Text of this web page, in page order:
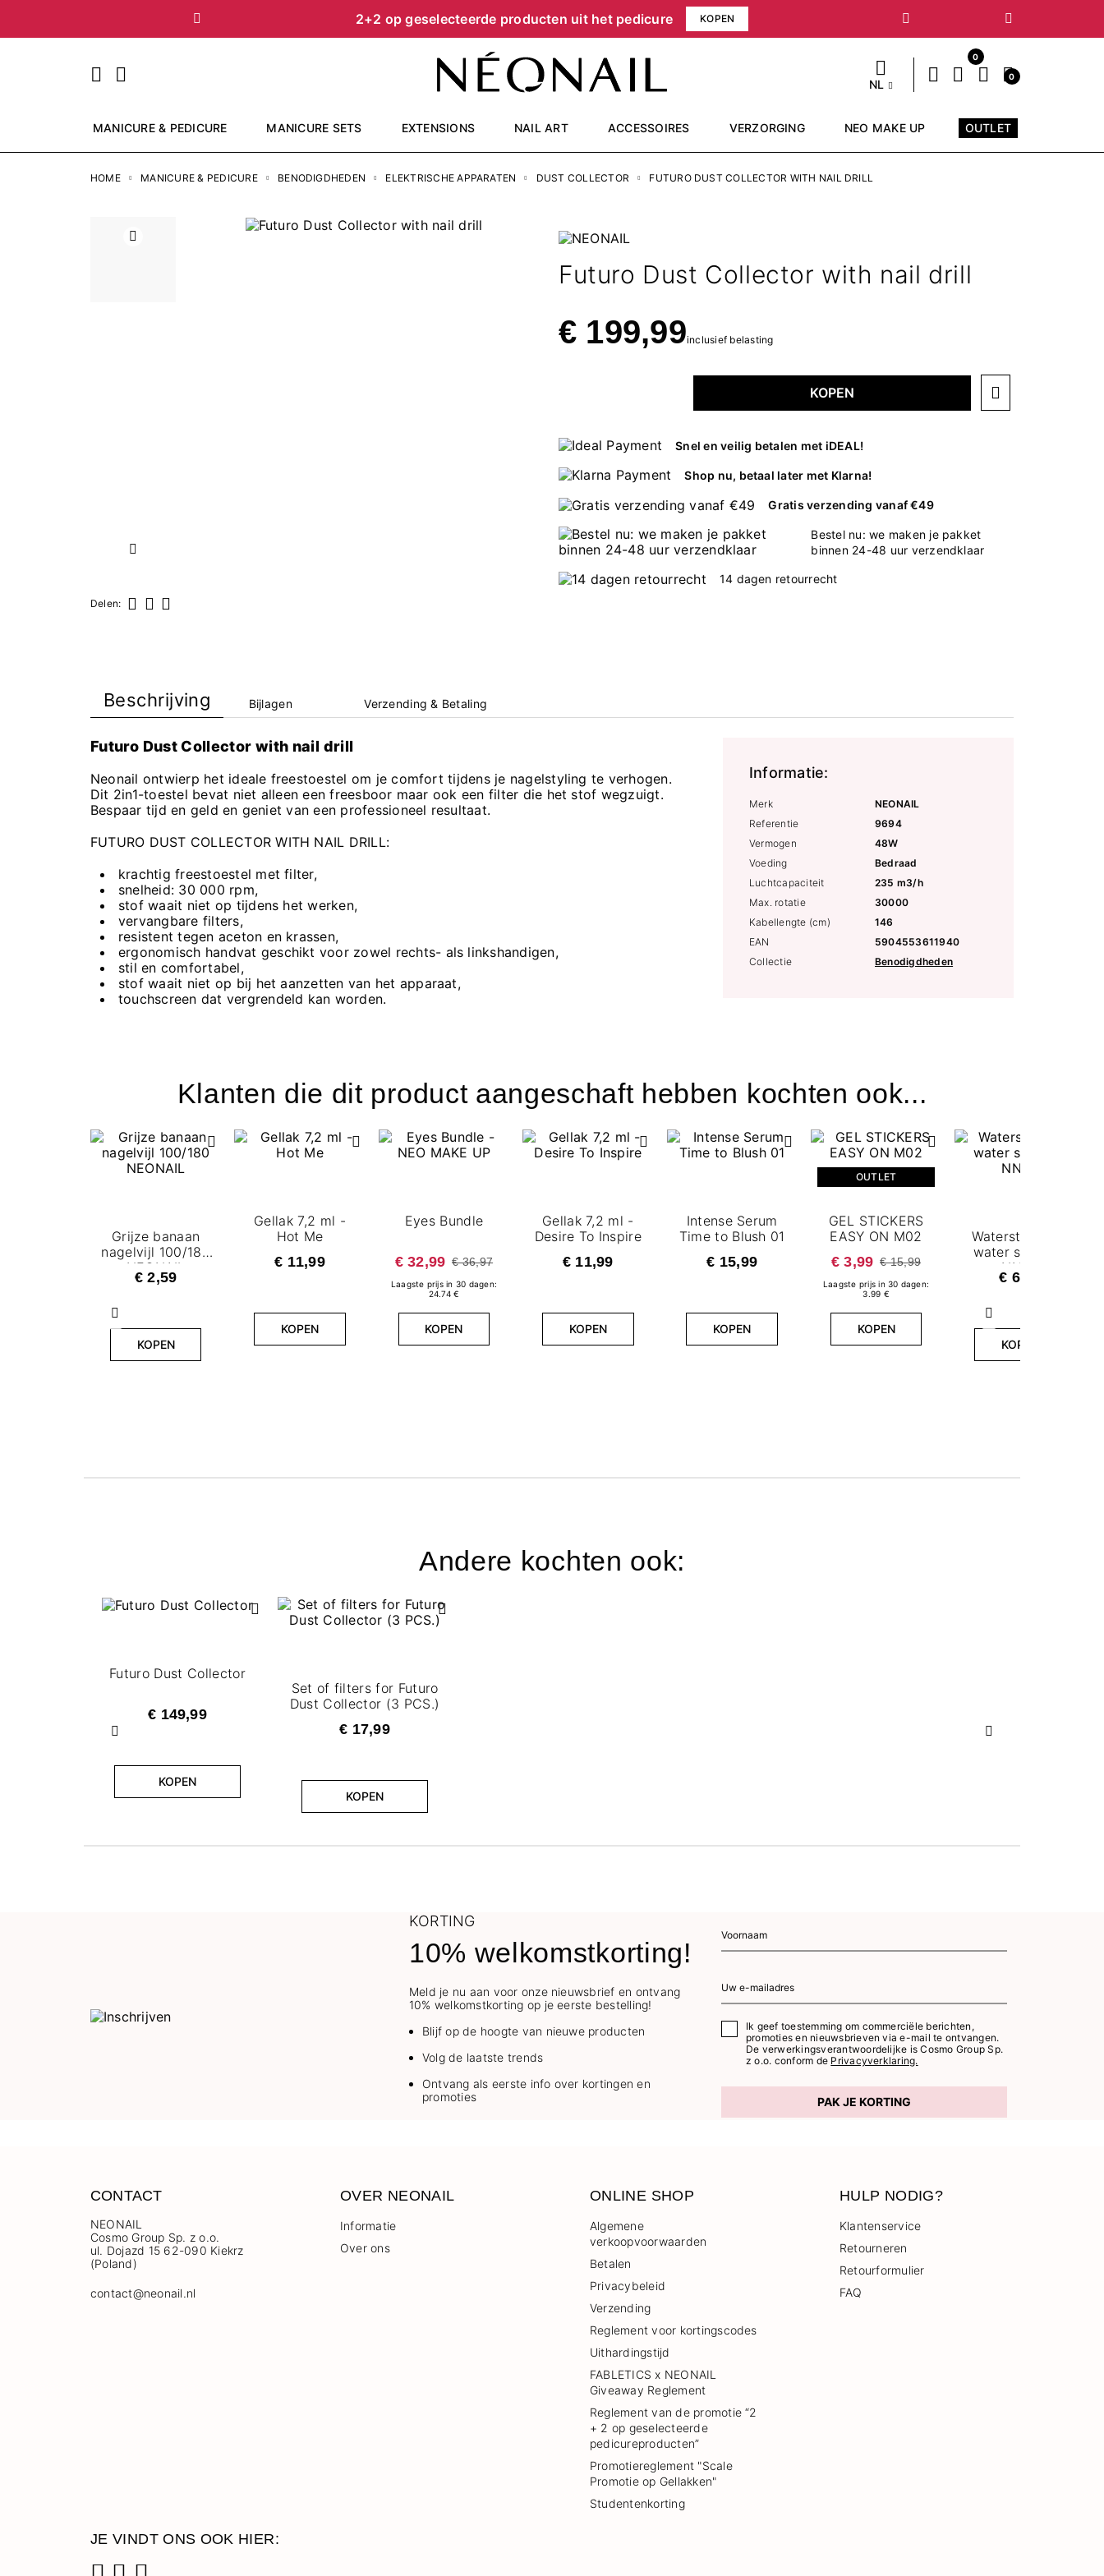
2+2 op geselecteerde producten uit het pedicure KOPEN
Vorige Volgende
NL
0
0
MANICURE & PEDICURE MANICURE SETS EXTENSIONS NAIL ART ACCESSOIRES VERZORGING NEO MAKE UP OUTLET
HOME MANICURE & PEDICURE BENODIGDHEDEN ELEKTRISCHE APPARATEN DUST COLLECTOR FUTURO DUST COLLECTOR WITH NAIL DRILL
Vorige
Volgende
Delen:
Futuro Dust Collector with nail drill
€ 199,99inclusief belasting
KOPEN
Snel en veilig betalen met iDEAL!
Shop nu, betaal later met Klarna!
Gratis verzending vanaf €49
Bestel nu: we maken je pakket
binnen 24-48 uur verzendklaar
14 dagen retourrecht
Beschrijving Bijlagen Verzending & Betaling
Informatie:
Merk
NEONAIL
Referentie
9694
Vermogen
48W
Voeding
Bedraad
Luchtcapaciteit
235 m3/h
Max. rotatie
30000
Kabellengte (cm)
146
EAN
5904553611940
Collectie
Benodigdheden
Futuro Dust Collector with nail drill
Neonail ontwierp het ideale freestoestel om je comfort tijdens je nagelstyling te verhogen.
Dit 2in1-toestel bevat niet alleen een freesboor maar ook een filter die het stof wegzuigt.
Bespaar tijd en geld en geniet van een professioneel resultaat.
FUTURO DUST COLLECTOR WITH NAIL DRILL:
krachtig freestoestel met filter,
snelheid: 30 000 rpm,
stof waait niet op tijdens het werken,
vervangbare filters,
resistent tegen aceton en krassen,
ergonomisch handvat geschikt voor zowel rechts- als linkshandigen,
stil en comfortabel,
stof waait niet op bij het aanzetten van het apparaat,
touchscreen dat vergrendeld kan worden.
Klanten die dit product aangeschaft hebben kochten ook...
Vorige Volgende
Grijze banaan
nagelvijl 100/180
NEONAIL
€ 2,59
KOPEN
Gellak 7,2 ml -
Hot Me
€ 11,99
KOPEN
Eyes Bundle
€ 32,99 € 36,97
Laagste prijs in 30 dagen:
24.74 €
KOPEN
Gellak 7,2 ml -
Desire To Inspire
€ 11,99
KOPEN
Intense Serum
Time to Blush 01
€ 15,99
KOPEN
OUTLET
GEL STICKERS
EASY ON M02
€ 3,99 € 15,99
Laagste prijs in 30 dagen:
3.99 €
KOPEN
Waterstickers -
water sticker -
NN34
€ 6,99
KOPEN
Andere kochten ook:
Vorige Volgende
Futuro Dust Collector
€ 149,99
KOPEN
Set of filters for Futuro
Dust Collector (3 PCS.)
€ 17,99
KOPEN
KORTING
10% welkomstkorting!
Meld je nu aan voor onze nieuwsbrief en ontvang
10% welkomstkorting op je eerste bestelling!
Blijf op de hoogte van nieuwe producten
Volg de laatste trends
Ontvang als eerste info over kortingen en
promoties
Ik geef toestemming om commerciële berichten,
promoties en nieuwsbrieven via e-mail te ontvangen.
De verwerkingsverantwoordelijke is Cosmo Group Sp.
z o.o. conform de Privacyverklaring.
PAK JE KORTING
CONTACT
NEONAIL
Cosmo Group Sp. z o.o.
ul. Dojazd 15 62-090 Kiekrz
(Poland)
contact@neonail.nl
OVER NEONAIL
Informatie
Over ons
ONLINE SHOP
Algemene
verkoopvoorwaarden
Betalen
Privacybeleid
Verzending
Reglement voor kortingscodes
Uithardingstijd
FABLETICS x NEONAIL
Giveaway Reglement
Reglement van de promotie “2
+ 2 op geselecteerde
pedicureproducten”
Promotiereglement "Scale
Promotie op Gellakken"
Studentenkorting
HULP NODIG?
Klantenservice
Retourneren
Retourformulier
FAQ
JE VINDT ONS OOK HIER: